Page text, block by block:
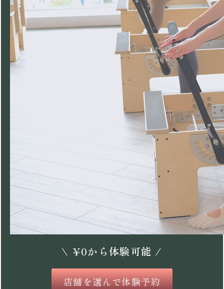
\ ¥0から体験可能 /
店舗を選んで体験予約